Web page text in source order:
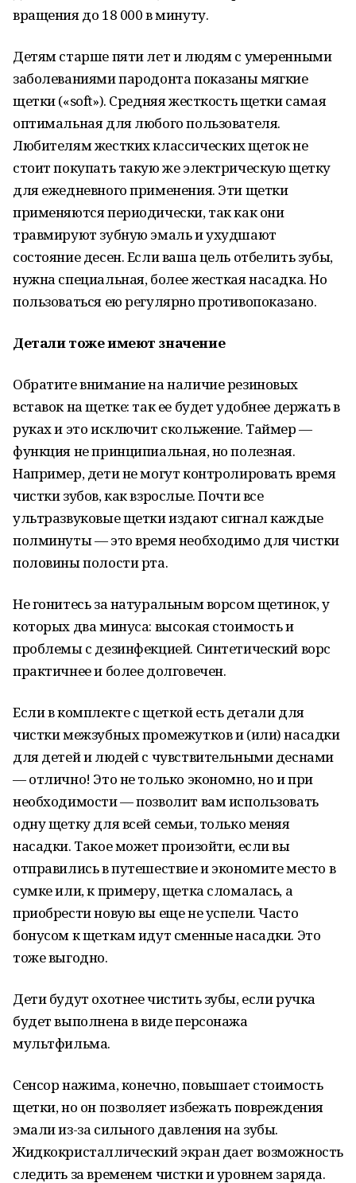
вращения до 18 000 в минуту.
Детям старше пяти лет и людям с умеренными
заболеваниями пародонта показаны мягкие
щетки («soft»). Средняя жесткость щетки самая
оптимальная для любого пользователя.
Любителям жестких классических щеток не
стоит покупать такую же электрическую щетку
для ежедневного применения. Эти щетки
применяются периодически, так как они
травмируют зубную эмаль и ухудшают
состояние десен. Если ваша цель отбелить зубы,
нужна специальная, более жесткая насадка. Но
пользоваться ею регулярно противопоказано.
Детали тоже имеют значение
Обратите внимание на наличие резиновых
вставок на щетке: так ее будет удобнее держать в
руках и это исключит скольжение. Таймер —
функция не принципиальная, но полезная.
Например, дети не могут контролировать время
чистки зубов, как взрослые. Почти все
ультразвуковые щетки издают сигнал каждые
полминуты — это время необходимо для чистки
половины полости рта.
Не гонитесь за натуральным ворсом щетинок, у
которых два минуса: высокая стоимость и
проблемы с дезинфекцией. Синтетический ворс
практичнее и более долговечен.
Если в комплекте с щеткой есть детали для
чистки межзубных промежутков и (или) насадки
для детей и людей с чувствительными деснами
— отлично! Это не только экономно, но и при
необходимости — позволит вам использовать
одну щетку для всей семьи, только меняя
насадки. Такое может произойти, если вы
отправились в путешествие и экономите место в
сумке или, к примеру, щетка сломалась, а
приобрести новую вы еще не успели. Часто
бонусом к щеткам идут сменные насадки. Это
тоже выгодно.
Дети будут охотнее чистить зубы, если ручка
будет выполнена в виде персонажа
мультфильма.
Сенсор нажима, конечно, повышает стоимость
щетки, но он позволяет избежать повреждения
эмали из-за сильного давления на зубы.
Жидкокристаллический экран дает возможность
следить за временем чистки и уровнем заряда.